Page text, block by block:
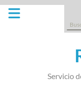
Saltar
Servicio